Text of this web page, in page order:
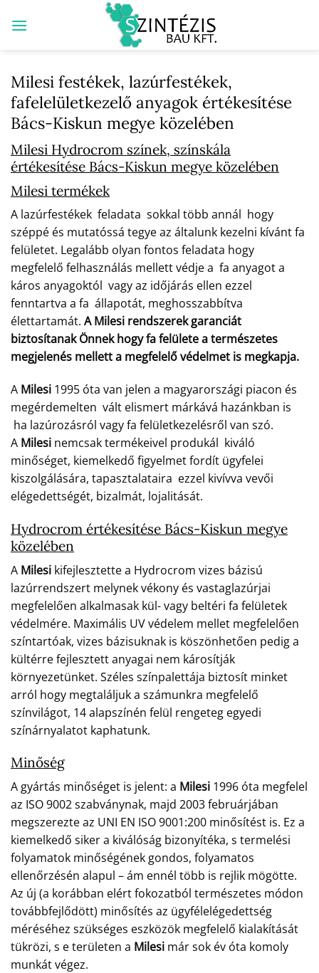
Milesi festékek, lazúrfestékek,
fafelelületkezelő anyagok értékesítése
Bács-Kiskun megye közelében
Milesi Hydrocrom színek, színskála
értékesítése Bács-Kiskun megye közelében
Milesi termékek
A lazúrfestékek feladata sokkal több annál hogy
széppé és mutatóssá tegye az általunk kezelni kívánt fa
felületet. Legalább olyan fontos feladata hogy
megfelelő felhasználás mellett védje a fa anyagot a
káros anyagoktól vagy az időjárás ellen ezzel
fenntartva a fa állapotát, meghosszabbítva
élettartamát. A Milesi rendszerek garanciát
biztosítanak Önnek hogy fa felülete a természetes
megjelenés mellett a megfelelő védelmet is megkapja.
A Milesi 1995 óta van jelen a magyarországi piacon és
megérdemelten vált elismert márkává hazánkban is
ha lazúrozásról vagy fa felületkezelésről van szó.
A Milesi nemcsak termékeivel produkál kiváló
minőséget, kiemelkedő figyelmet fordít ügyfelei
kiszolgálására, tapasztalataira ezzel kivívva vevői
elégedettségét, bizalmát, lojalitását.
Hydrocrom értékesítése Bács-Kiskun megye
közelében
A Milesi kifejlesztette a Hydrocrom vizes bázisú
lazúrrendszert melynek vékony és vastaglazúrjai
megfelelően alkalmasak kül- vagy beltéri fa felületek
védelmére. Maximális UV védelem mellet megfelelően
színtartóak, vizes bázisuknak is köszönhetően pedig a
kültérre fejlesztett anyagai nem károsítják
környezetünket. Széles színpalettája biztosít minket
arról hogy megtaláljuk a számunkra megfelelő
színvilágot, 14 alapszínén felül rengeteg egyedi
színárnyalatot kaphatunk.
Minőség
A gyártás minőséget is jelent: a Milesi 1996 óta megfelel
az ISO 9002 szabványnak, majd 2003 februárjában
megszerezte az UNI EN ISO 9001:200 minősítést is. Ez a
kiemelkedő siker a kiválóság bizonyítéka, s termelési
folyamatok minőségének gondos, folyamatos
ellenőrzésén alapul – ám ennél több is rejlik mögötte.
Az új (a korábban elért fokozatból természetes módon
továbbfejlődött) minősítés az ügyfélelégedettség
méréséhez szükséges eszközök megfelelő kialakítását
tükrözi, s e területen a Milesi már sok év óta komoly
munkát végez.